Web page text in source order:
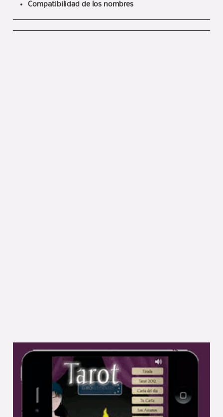
Compatibilidad de los nombres